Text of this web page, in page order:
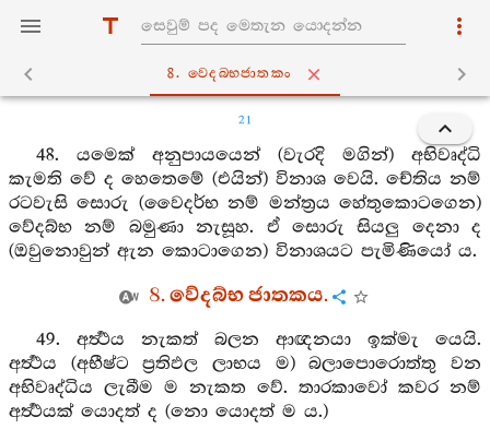
8. වෙදබ‍්භජාතකං
21
48. යමෙක් අනුපායයෙන් (වැරදි මගින්) අභිවෘද්ධි
කැමති වේ ද හෙතෙමේ (එයින්) විනාශ වෙයි. චේතිය නම්
රටවැසි සොරු (වෛදර්භ නම් මන්ත්‍රය හේතුකොටගෙන)
වේදබ්භ නම් බමුණා නැසූහ. ඒ සොරු සියලු දෙනා ද
(ඔවුනොවුන් ඇන කොටාගෙන) විනාශයට පැමිණියෝ ය.
8. වේදබ්භ ජාතකය.
49. අර්‍ත්‍ථය නැකත් බලන ආඥනයා ඉක්මැ යෙයි.
අර්‍ත්‍ථය (අභීෂ්ට ප්‍රතිඵල ලාභය ම) බලාපොරොත්තු වන
අභිවෘද්ධිය ලැබීම ම නැකත වේ. තාරකාවෝ කවර නම්
අර්‍ත්‍ථයක් යොදත් ද (නො යොදත් ම ය.)